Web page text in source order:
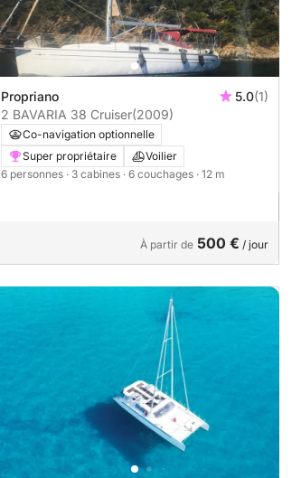
Propriano 5.0(1)
2 BAVARIA 38 Cruiser(2009)
Co-navigation optionnelle
Super propriétaire
Voilier
6 personnes · 3 cabines · 6 couchages · 12 m
À partir de 500 € / jour